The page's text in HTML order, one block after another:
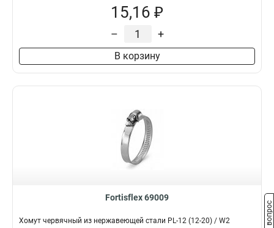
15,16 ₽
– +
В корзину
Fortisflex 69009
Хомут червячный из нержавеющей стали PL-12 (12-20) / W2